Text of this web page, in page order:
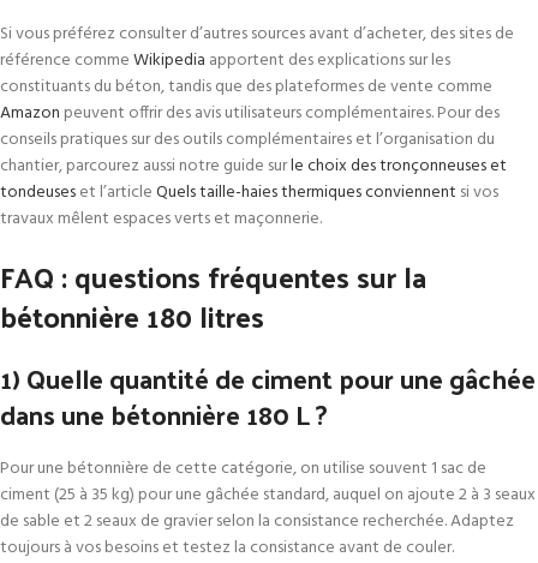
Si vous préférez consulter d’autres sources avant d’acheter, des sites de
référence commeWikipedia apportent des explications sur les
constituants du béton, tandis que des plateformes de vente comme
Amazon peuvent offrir des avis utilisateurs complémentaires. Pour des
conseils pratiques sur des outils complémentaires et l’organisation du
chantier, parcourez aussi notre guide surle choix des tronçonneuses et
tondeuseset l’articleQuels taille-haies thermiques conviennent si vos
travaux mêlent espaces verts et maçonnerie.
FAQ : questions fréquentes sur la
bétonnière 180 litres
1) Quelle quantité de ciment pour une gâchée
dans une bétonnière 180 L ?
Pour une bétonnière de cette catégorie, on utilise souvent 1 sac de
ciment (25 à 35 kg) pour une gâchée standard, auquel on ajoute 2 à 3 seaux
de sable et 2 seaux de gravier selon la consistance recherchée. Adaptez
toujours à vos besoins et testez la consistance avant de couler.